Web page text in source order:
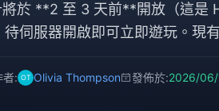
於 **2 至 3 天前**開放（這是
伺服器開啟即可立即遊玩。現
60GB 的磁碟空間**，並額外保
者: Olivia Thompson 發佈於:2026/06/